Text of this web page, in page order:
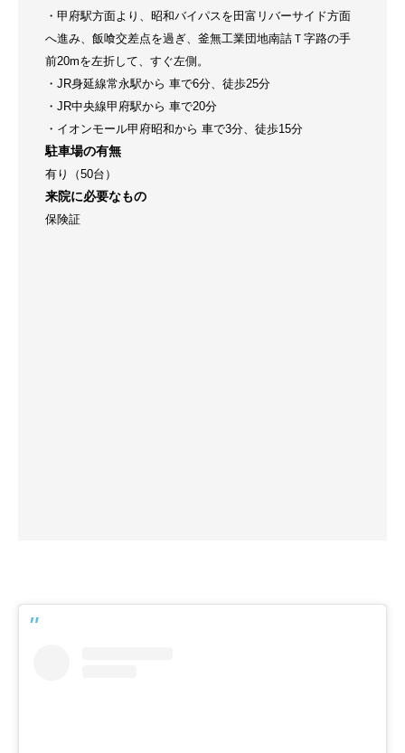
・甲府駅方面より、昭和バイパスを田富リバーサイド方面
へ進み、飯喰交差点を過ぎ、釜無工業団地南詰Ｔ字路の手
前20mを左折して、すぐ左側。
・JR身延線常永駅から 車で6分、徒歩25分
・JR中央線甲府駅から 車で20分
・イオンモール甲府昭和から 車で3分、徒歩15分
駐車場の有無
有り（50台）
来院に必要なもの
保険証